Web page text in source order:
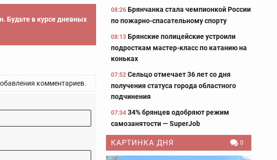
Будьте в курсе дневных
комментариев.
08:26 Брянчанка стала чемпионкой России
по пожарно-спасательному спорту
08:13 Брянские полицейские устроили
подросткам мастер-класс по катанию на
коньках
07:52 Сельцо отмечает 36 лет со дня
получения статуса города областного
подчинения
07:34 34% брянцев одобряют режим
самозанятости — SuperJob
КАРТИНКА ДНЯ 0